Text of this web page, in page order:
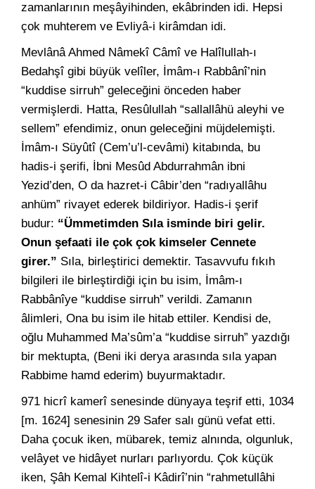
zamanlarının meşâyihinden, ekâbrinden idi. Hepsi
çok muhterem ve Evliyâ-i kirâmdan idi.
Mevlânâ Ahmed Nâmekî Câmî ve Halîlullah-ı
Bedahşî gibi büyük velîler, İmâm-ı Rabbânî’nin
“kuddise sirruh” geleceğini önceden haber
vermişlerdi. Hatta, Resûlullah “sallallâhü aleyhi ve
sellem” efendimiz, onun geleceğini müjdelemişti.
İmâm-ı Süyûtî (Cem’u’l-cevâmi) kitabında, bu
hadis-i şerifi, İbni Mesûd Abdurrahmân ibni
Yezid’den, O da hazret-i Câbir’den “radıyallâhu
anhüm” rivayet ederek bildiriyor. Hadis-i şerif
budur: “Ümmetimden Sıla isminde biri gelir.
Onun şefaati ile çok çok kimseler Cennete
girer.” Sıla, birleştirici demektir. Tasavvufu fıkıh
bilgileri ile birleştirdiği için bu isim, İmâm-ı
Rabbânîye “kuddise sirruh” verildi. Zamanın
âlimleri, Ona bu isim ile hitab ettiler. Kendisi de,
oğlu Muhammed Ma’sûm’a “kuddise sirruh” yazdığı
bir mektupta, (Beni iki derya arasında sıla yapan
Rabbime hamd ederim) buyurmaktadır.
971 hicrî kamerî senesinde dünyaya teşrif etti, 1034
[m. 1624] senesinin 29 Safer salı günü vefat etti.
Daha çocuk iken, mübarek, temiz alnında, olgunluk,
velâyet ve hidâyet nurları parlıyordu. Çok küçük
iken, Şâh Kemal Kihtelî-i Kâdirî’nin “rahmetullâhi